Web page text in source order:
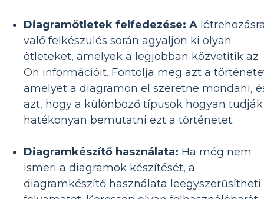
Diagramötletek felfedezése: A
való felkészülés során agyaljon ki olyan
ötleteket, amelyek a legjobban közvetítik az
Ön információit. Fontolja meg azt a
amelyet a diagramon el szeretne mondani,
azt, hogy a különböző típusok hogyan tudják
hatékonyan bemutatni ezt a történetet.
Diagramkészítő használata: Ha még nem
ismeri a diagramok készítését, a
diagramkészítő használata leegyszerűsítheti